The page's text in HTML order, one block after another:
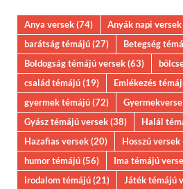
Anya versek(74) Anyák napi versek
barátság témájú(27) Betegség
Boldogság témájú versek(63)
család témájú(19) Emlékezés
gyermek témájú(72)
Gyász témájú versek(38) Halál
Hazafias versek(20) Hosszú versek
humor témájú(56) Ima témájú
irodalom témájú(21) Játék témájú